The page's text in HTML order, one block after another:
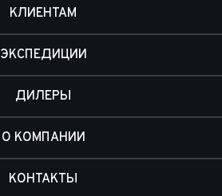
КЛИЕНТАМ
ЭКСПЕДИЦИИ
ДИЛЕРЫ
О КОМПАНИИ
КОНТАКТЫ